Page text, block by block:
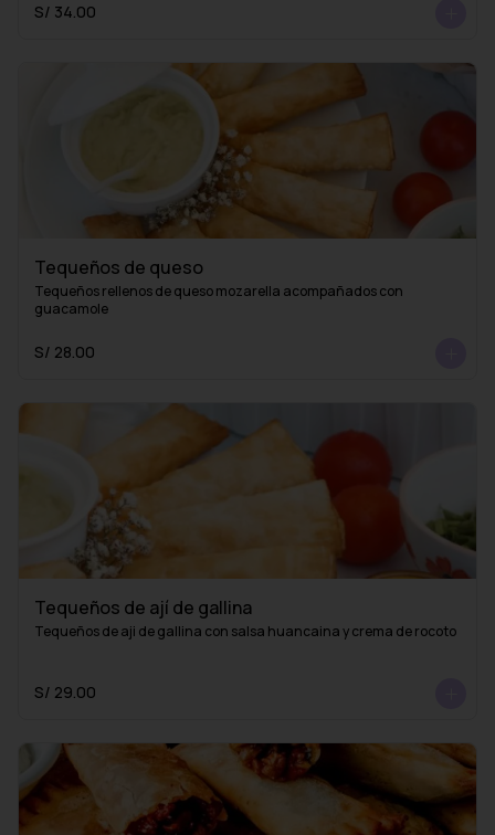
S/ 34.00
Tequeños de queso
Tequeños rellenos de queso mozarella acompañados con
guacamole
S/ 28.00
Tequeños de ají de gallina
Tequeños de aji de gallina con salsa huancaina y crema de rocoto
S/ 29.00